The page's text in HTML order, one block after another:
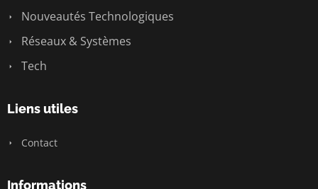
Nouveautés Technologiques
Réseaux & Systèmes
Tech
Liens utiles
Contact
Informations